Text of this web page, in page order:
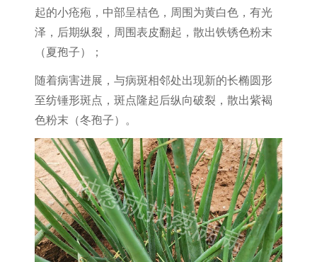
起的小疮疱，中部呈桔色，周围为黄白色，有光
泽，后期纵裂，周围表皮翻起，散出铁锈色粉末
（夏孢子）；
随着病害进展，与病斑相邻处出现新的长椭圆形
至纺锤形斑点，斑点隆起后纵向破裂，散出紫褐
色粉末（冬孢子）。